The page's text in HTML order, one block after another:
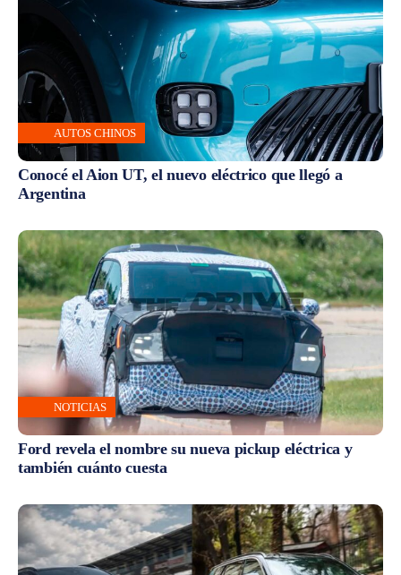
AUTOS CHINOS
Conocé el Aion UT, el nuevo eléctrico que llegó a
Argentina
NOTICIAS
Ford revela el nombre su nueva pickup eléctrica y
también cuánto cuesta